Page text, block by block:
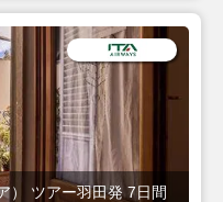
） ツアー羽田発 7日間